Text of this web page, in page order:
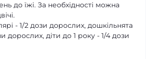
до їжі. За необхідності можна
- 1/2 дози дорослих, дошкільнята
дорослих, діти до 1 року - 1/4 дози